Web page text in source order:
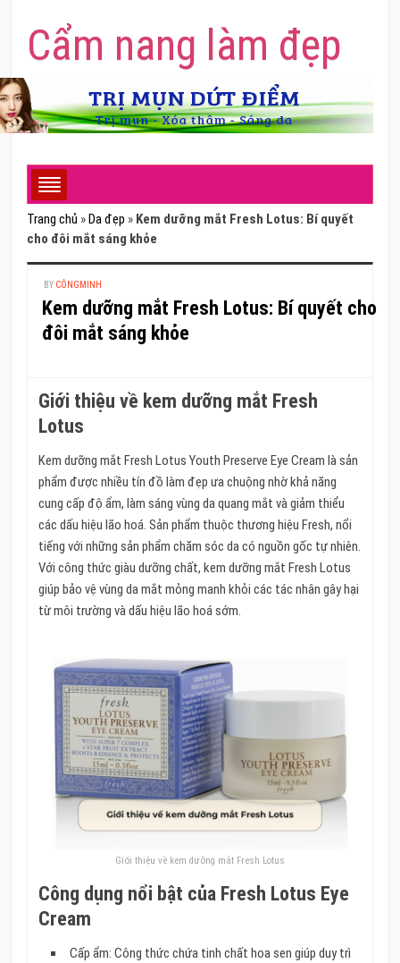
Cẩm nang làm đẹp
Trang chủ » Da đẹp » Kem dưỡng mắt Fresh Lotus: Bí quyết
cho đôi mắt sáng khỏe
BY CÔNGMINH
Kem dưỡng mắt Fresh Lotus: Bí quyết cho
đôi mắt sáng khỏe
Giới thiệu về kem dưỡng mắt Fresh
Lotus
Kem dưỡng mắt Fresh Lotus Youth Preserve Eye Cream là sản
phẩm được nhiều tín đồ làm đẹp ưa chuộng nhờ khả năng
cung cấp độ ẩm, làm sáng vùng da quang mắt và giảm thiểu
các dấu hiệu lão hoá. Sản phẩm thuộc thương hiệu Fresh, nổi
tiếng với những sản phẩm chăm sóc da có nguồn gốc tự nhiên.
Với công thức giàu dưỡng chất, kem dưỡng mắt Fresh Lotus
giúp bảo vệ vùng da mắt mỏng manh khỏi các tác nhân gây hại
từ môi trường và dấu hiệu lão hoá sớm.
Giới thiệu về kem dưỡng mắt Fresh Lotus
Công dụng nổi bật của Fresh Lotus Eye
Cream
Cấp ẩm: Công thức chứa tinh chất hoa sen giúp duy trì